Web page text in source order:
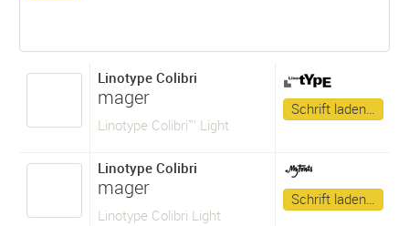
Linotype Colibri
mager
Linotype Colibri™ Light
Schrift laden…
Linotype Colibri
mager
Linotype Colibri Light
Schrift laden…